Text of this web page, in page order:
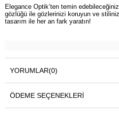
Elegance Optik’ten temin
gözlüğü ile gözlerinizi koruyun ve
tasarım ile her an fark yaratın!
YORUMLAR(0)
ÖDEME SEÇENEKLERI